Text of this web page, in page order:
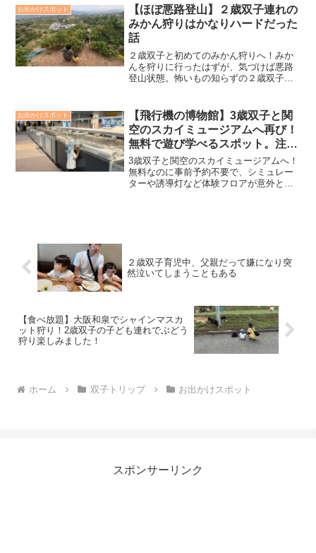
介。小さな子連れ必須の事前準備と対策
を公開します。
お出かけスポット
【ほぼ悪路登山】２歳双子連れの
みかん狩りはかなりハードだった
話
２歳双子と初めてのみかん狩りへ！みか
んを狩りに行ったはずが、気づけば悪路
登山状態。怖いもの知らずの２歳双子た
何が大変だったかを本記事でまとめま
す。
お出かけスポット
【飛行機の博物館】3歳双子と関
空のスカイミュージアムへ再び！
無料で遊び学べるスポット。注意
点も紹介
3歳双子と関空のスカイミュージアムへ！
無料なのに事前予約不要で、シミュレー
ターや誘導灯など体験フロアが意外と充
２歳双子育児中、父親だって嫌になり突
然泣いてしまうこともある
【食べ放題】大阪和泉でシャインマスカ
ット狩り！2歳双子の子ども連れでぶどう
狩り楽しみました！
ホーム 双子トリップ お出かけスポット
スポンサーリンク